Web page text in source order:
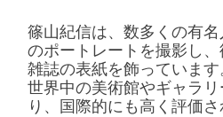
篠山紀信は、数多くの有
のポートレートを撮影し
雑誌の表紙を飾っていま
世界中の美術館やギャラ
り、国際的にも高く評価さ